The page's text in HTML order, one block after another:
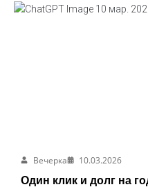
Вечерка
10.03.2026
Один клик и долг на